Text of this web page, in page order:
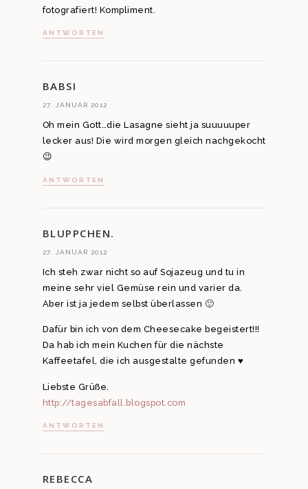
fotografiert! Kompliment.
ANTWORTEN
BABSI
27. JANUAR 2012
Oh mein Gott…die Lasagne sieht ja suuuuuper
lecker aus! Die wird morgen gleich nachgekocht
😉
ANTWORTEN
BLUPPCHEN.
27. JANUAR 2012
Ich steh zwar nicht so auf Sojazeug und tu in
meine sehr viel Gemüse rein und varier da.
Aber ist ja jedem selbst überlassen 🙂
Dafür bin ich von dem Cheesecake begeistert!!!
Da hab ich mein Kuchen für die nächste
Kaffeetafel, die ich ausgestalte gefunden ♥
Liebste Grüße.
http://tagesabfall.blogspot.com
ANTWORTEN
REBECCA